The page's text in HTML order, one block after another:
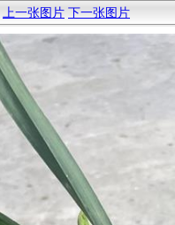
上一张图片 下一张图片